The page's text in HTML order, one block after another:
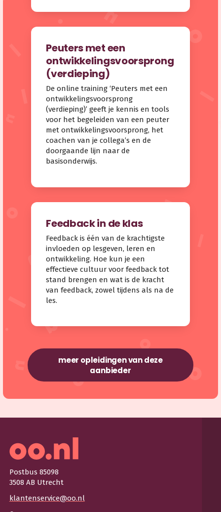
Peuters met een
ontwikkelingsvoorsprong
(verdieping)
De online training ‘Peuters met een
ontwikkelingsvoorsprong
(verdieping)’ geeft je kennis en tools
voor het begeleiden van een peuter
met ontwikkelingsvoorsprong, het
coachen van je collega’s en de
doorgaande lijn naar de
basisonderwijs.
Feedback in de klas
Feedback is één van de krachtigste
invloeden op lesgeven, leren en
ontwikkeling. Hoe kun je een
effectieve cultuur voor feedback tot
stand brengen en wat is de kracht
van feedback, zowel tijdens als na de
les.
meer opleidingen van deze
aanbieder
Postbus 85098
3508 AB Utrecht
klantenservice@oo.nl